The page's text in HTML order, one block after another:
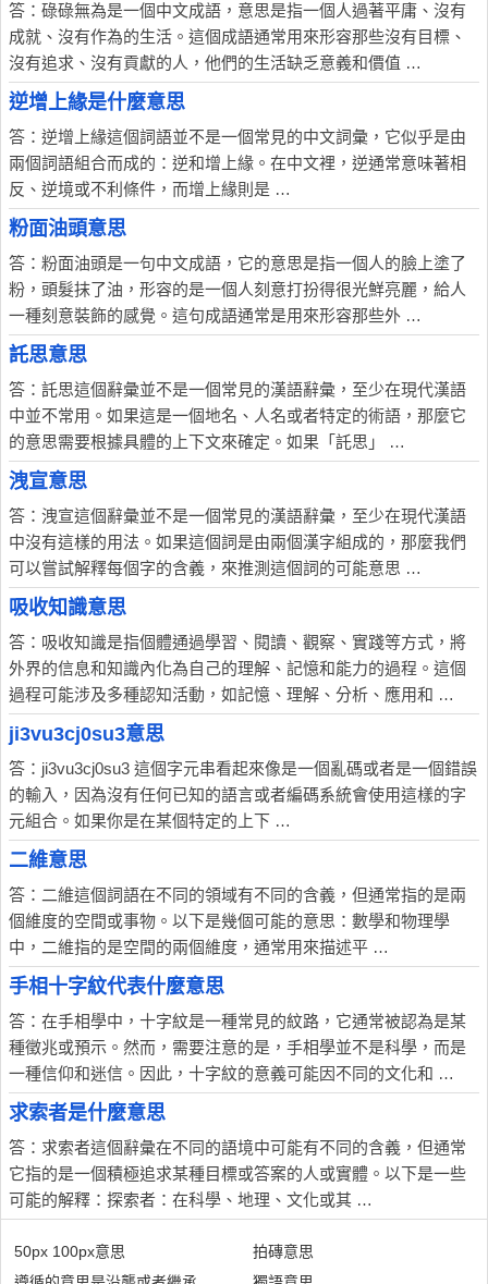
答：碌碌無為是一個中文成語，意思是指一個人過著平庸、沒有
成就、沒有作為的生活。這個成語通常用來形容那些沒有目標、
沒有追求、沒有貢獻的人，他們的生活缺乏意義和價值 …
逆增上緣是什麼意思
答：逆增上緣這個詞語並不是一個常見的中文詞彙，它似乎是由
兩個詞語組合而成的：逆和增上緣。在中文裡，逆通常意味著相
反、逆境或不利條件，而增上緣則是 …
粉面油頭意思
答：粉面油頭是一句中文成語，它的意思是指一個人的臉上塗了
粉，頭髮抹了油，形容的是一個人刻意打扮得很光鮮亮麗，給人
一種刻意裝飾的感覺。這句成語通常是用來形容那些外 …
託思意思
答：託思這個辭彙並不是一個常見的漢語辭彙，至少在現代漢語
中並不常用。如果這是一個地名、人名或者特定的術語，那麼它
的意思需要根據具體的上下文來確定。如果「託思」 …
洩宣意思
答：洩宣這個辭彙並不是一個常見的漢語辭彙，至少在現代漢語
中沒有這樣的用法。如果這個詞是由兩個漢字組成的，那麼我們
可以嘗試解釋每個字的含義，來推測這個詞的可能意思 …
吸收知識意思
答：吸收知識是指個體通過學習、閱讀、觀察、實踐等方式，將
外界的信息和知識內化為自己的理解、記憶和能力的過程。這個
過程可能涉及多種認知活動，如記憶、理解、分析、應用和 …
ji3vu3cj0su3意思
答：ji3vu3cj0su3 這個字元串看起來像是一個亂碼或者是一個錯誤
的輸入，因為沒有任何已知的語言或者編碼系統會使用這樣的字
元組合。如果你是在某個特定的上下 …
二維意思
答：二維這個詞語在不同的領域有不同的含義，但通常指的是兩
個維度的空間或事物。以下是幾個可能的意思：數學和物理學
中，二維指的是空間的兩個維度，通常用來描述平 …
手相十字紋代表什麼意思
答：在手相學中，十字紋是一種常見的紋路，它通常被認為是某
種徵兆或預示。然而，需要注意的是，手相學並不是科學，而是
一種信仰和迷信。因此，十字紋的意義可能因不同的文化和 …
求索者是什麼意思
答：求索者這個辭彙在不同的語境中可能有不同的含義，但通常
它指的是一個積極追求某種目標或答案的人或實體。以下是一些
可能的解釋：探索者：在科學、地理、文化或其 …
50px 100px意思
拍磚意思